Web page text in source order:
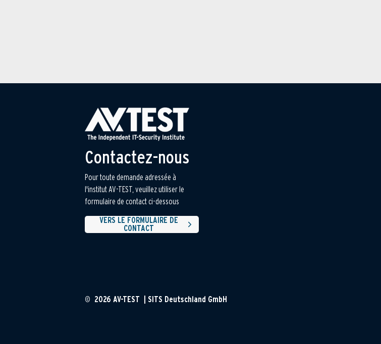
Contactez-nous
Pour toute demande adressée à
l'institut AV-TEST, veuillez utiliser le
formulaire de contact ci-dessous
VERS LE FORMULAIRE DE
CONTACT
© 2026 AV-TEST | SITS Deutschland GmbH